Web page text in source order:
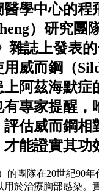
學中心的程
）研究團
雜誌上發表
威而鋼（
阿茲海默症
有專家提醒，
估威而鋼相
能證實其功
的團隊在20世紀90
用於治療胸部感染。